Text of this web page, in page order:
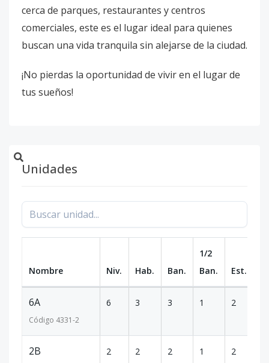
cerca de parques, restaurantes y centros
comerciales, este es el lugar ideal para quienes
buscan una vida tranquila sin alejarse de la ciudad.
¡No pierdas la oportunidad de vivir en el lugar de
tus sueños!
Unidades
Nombre Niv. Hab. Ban.
1/2
Ban.
Est.
6A
Código 4331-2
6 3 3 1 2
2B 2 2 2 1 2